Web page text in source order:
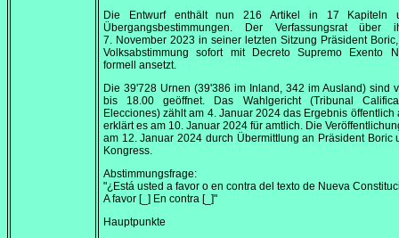
Die Entwurf enthält nun 216 Artikel in 17 Kapiteln
Übergangsbestimmungen. Der Verfassungsrat über
7. November 2023 in seiner letzten Sitzung Präsident
Volksabstimmung sofort mit
Decreto Supremo Exento
formell ansetzt.
Die 39'728 Urnen (39'386 im Inland, 342 im Ausland) sind
bis 18.00 geöffnet. Das Wahlgericht (Tribunal
Elecciones) zählt am 4. Januar 2024 das Ergebnis öffentlich
erklärt es am 10. Januar 2024 für amtlich. Die
am 12. Januar 2024 durch Übermittlung an Präsident Boric
Kongress.
Abstimmungsfrage:
"¿Está usted a favor o en contra del texto de Nueva
A favor [_] En contra [_]"
Hauptpunkte